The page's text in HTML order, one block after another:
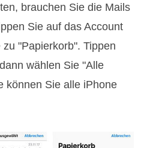
brauchen Sie die Mails
Sie auf das Account
"Papierkorb". Tippen
wählen Sie "Alle
können Sie alle iPhone